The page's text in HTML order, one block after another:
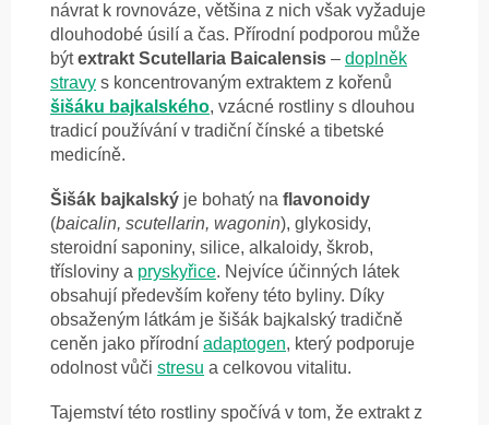
návrat k rovnováze, většina z nich však vyžaduje
dlouhodobé úsilí a čas. Přírodní podporou může
býtextrakt Scutellaria Baicalensis – doplněk
stravy s koncentrovaným extraktem z kořenů
šišáku bajkalského, vzácné rostliny s dlouhou
tradicí používání v tradiční čínské a tibetské
medicíně.
Šišák bajkalský je bohatý na flavonoidy
(baicalin, scutellarin, wagonin), glykosidy,
steroidní saponiny, silice, alkaloidy, škrob,
třísloviny a pryskyřice. Nejvíce účinných látek
obsahují především kořeny této byliny. Díky
obsaženým látkám je šišák bajkalský tradičně
ceněn jako přírodní adaptogen, který podporuje
odolnost vůči stresu a celkovou vitalitu.
Tajemství této rostliny spočívá v tom, že extrakt z